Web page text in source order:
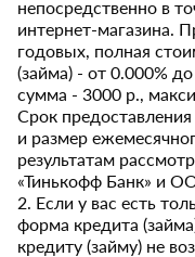
непосредственно в
интернет-магазина.
годовых, полная
(займа) - от 0.000%
сумма - 3000 р.,
Срок
и размер
результатам
«Тинькофф Банк» и
2. Если у вас есть
форма кредита
кредиту (займу) не